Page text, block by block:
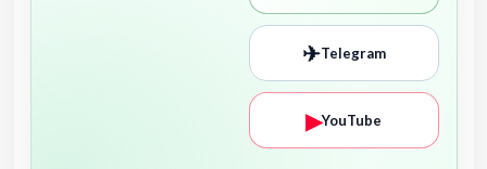
✈Telegram
▶YouTube